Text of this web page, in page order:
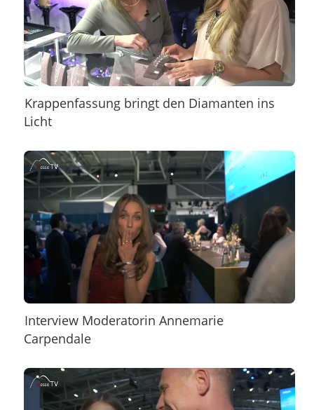
Krappenfassung bringt den Diamanten ins
Licht
Interview Moderatorin Annemarie
Carpendale